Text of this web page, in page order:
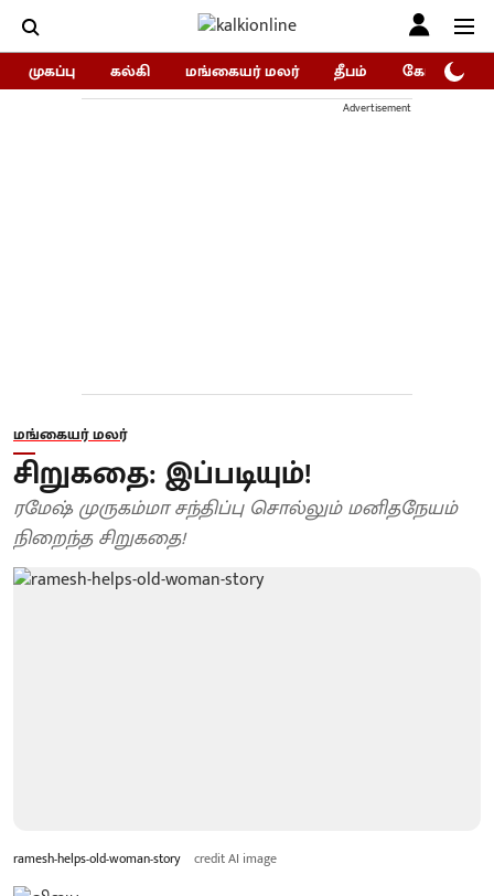
முகப்பு கல்கி மங்கையர் மலர் தீபம் கோகுலம்/
Advertisement
மங்கையர் மலர்
சிறுகதை: இப்படியும்!
ரமேஷ் முருகம்மா சந்திப்பு சொல்லும் மனிதநேயம்
நிறைந்த சிறுகதை!
ramesh-helps-old-woman-story credit AI image